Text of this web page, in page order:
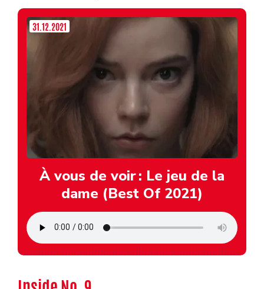
31.12.2021
À vous de voir : Le jeu de la
dame (Best Of 2021)